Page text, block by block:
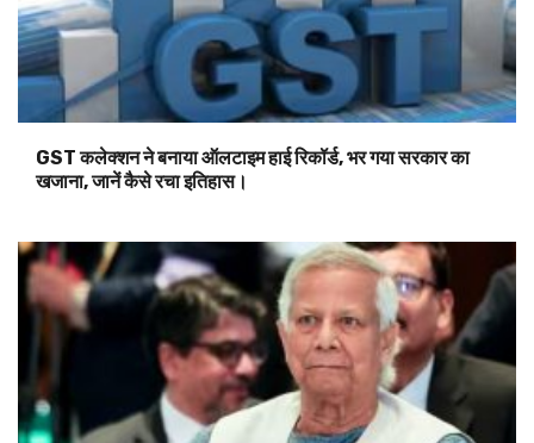
GST कलेक्शन ने बनाया ऑलटाइम हाई रिकॉर्ड, भर गया सरकार का
खजाना, जानें कैसे रचा इतिहास।